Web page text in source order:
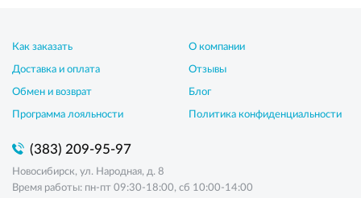
Как заказать
Доставка и оплата
Обмен и возврат
Программа лояльности
О компании
Отзывы
Блог
Политика конфиденциальности
(383) 209-95-97
Новосибирск, ул. Народная, д. 8
Время работы: пн-пт 09:30-18:00, сб 10:00-14:00